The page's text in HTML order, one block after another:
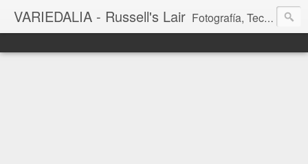
VARIEDALIA - Russell's Lair Fotografía, Tecnología, Cine y Videojuegos en un Blog Multitemática. El rinconcito del creador de FotoMuseo 3D y Left 4 SGC.